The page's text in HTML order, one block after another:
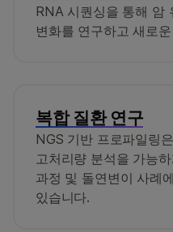
RNA 시퀀싱을 통해 암
변화를 연구하고 새로
복합 질환 연구
NGS 기반 프로파일링
고처리량 분석을 가능
과정 및 돌연변이 사례
있습니다.